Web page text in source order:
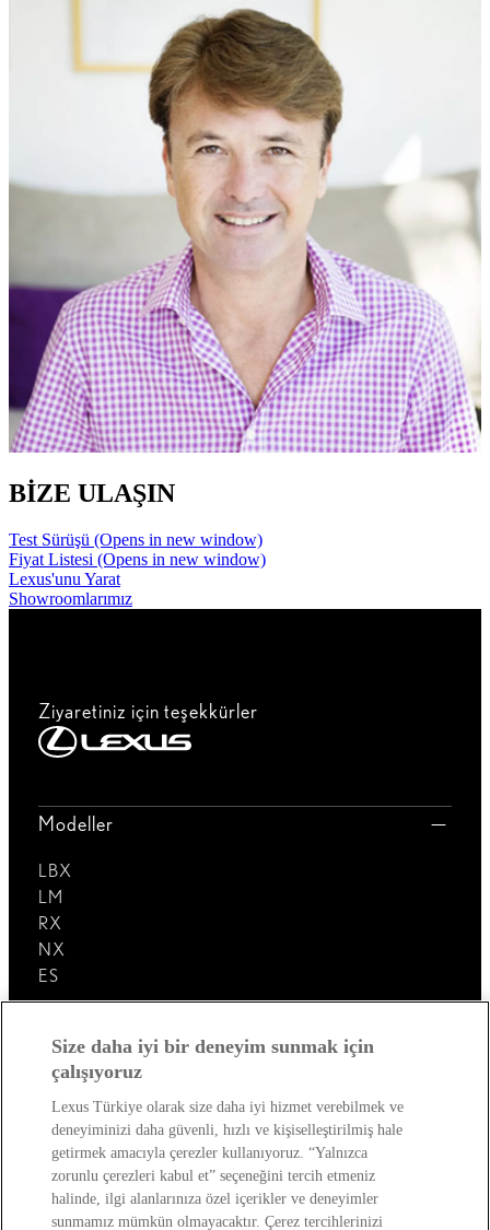
BİZE ULAŞIN
Test Sürüşü (Opens in new window)
Fiyat Listesi (Opens in new window)
Lexus'unu Yarat
Showroomlarımız
Ziyaretiniz için teşekkürler
Modeller
LBX
LM
RX
NX
ES
Lexus'u Keşfedin!
Satış Sonrası
Lexus Dünyası
Size daha iyi bir deneyim sunmak için
çalışıyoruz
Lexus Türkiye olarak size daha iyi hizmet verebilmek ve
deneyiminizi daha güvenli, hızlı ve kişiselleştirilmiş hale
getirmek amacıyla çerezler kullanıyoruz. “Yalnızca
zorunlu çerezleri kabul et” seçeneğini tercih etmeniz
halinde, ilgi alanlarınıza özel içerikler ve deneyimler
sunmamız mümkün olmayacaktır. Çerez tercihlerinizi